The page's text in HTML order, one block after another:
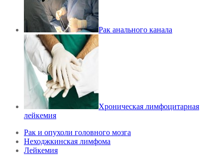
Рак анального канала
Хроническая лимфоцитарная
лейкемия
Рак и опухоли головного мозга
Неходжкинская лимфома
Лейкемия